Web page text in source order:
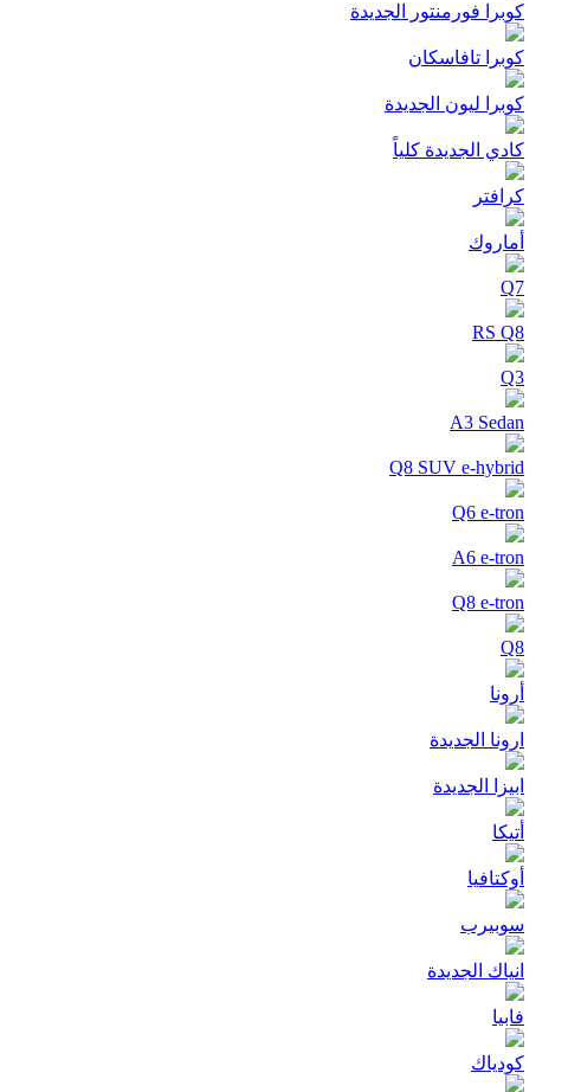
كوبرا فورمنتور الجديدة
كوبرا تافاسكان
كوبرا ليون الجديدة
كادي الجديدة كلياً
كرافتر
أماروك
Q7
RS Q8
Q3
A3 Sedan
Q8 SUV e-hybrid
Q6 e-tron
A6 e-tron
Q8 e-tron
Q8
أرونا
ارونا الجديدة
ابيزا الجديدة
أتيكا
أوكتافيا
سوبيرب
انياك الجديدة
فابيا
كودياك